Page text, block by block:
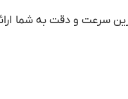
سرعت و دقت به شما